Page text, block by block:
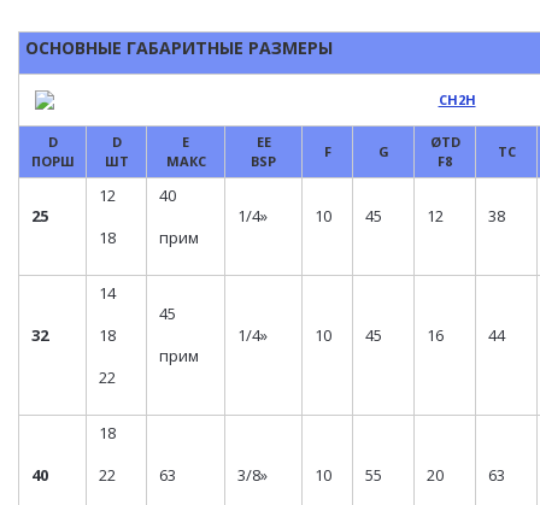
ОСНОВНЫЕ ГАБАРИТНЫЕ РАЗМЕРЫ
D
ПОРШ
D
ШТ
E
МАКС
EE
BSP
F G
ØTD
F8
TC
25
12
18
40
прим
1/4» 10 45 12 38
32
14
18
22
45
прим
1/4» 10 45 16 44
40
18
22
63 3/8» 10 55 20 63